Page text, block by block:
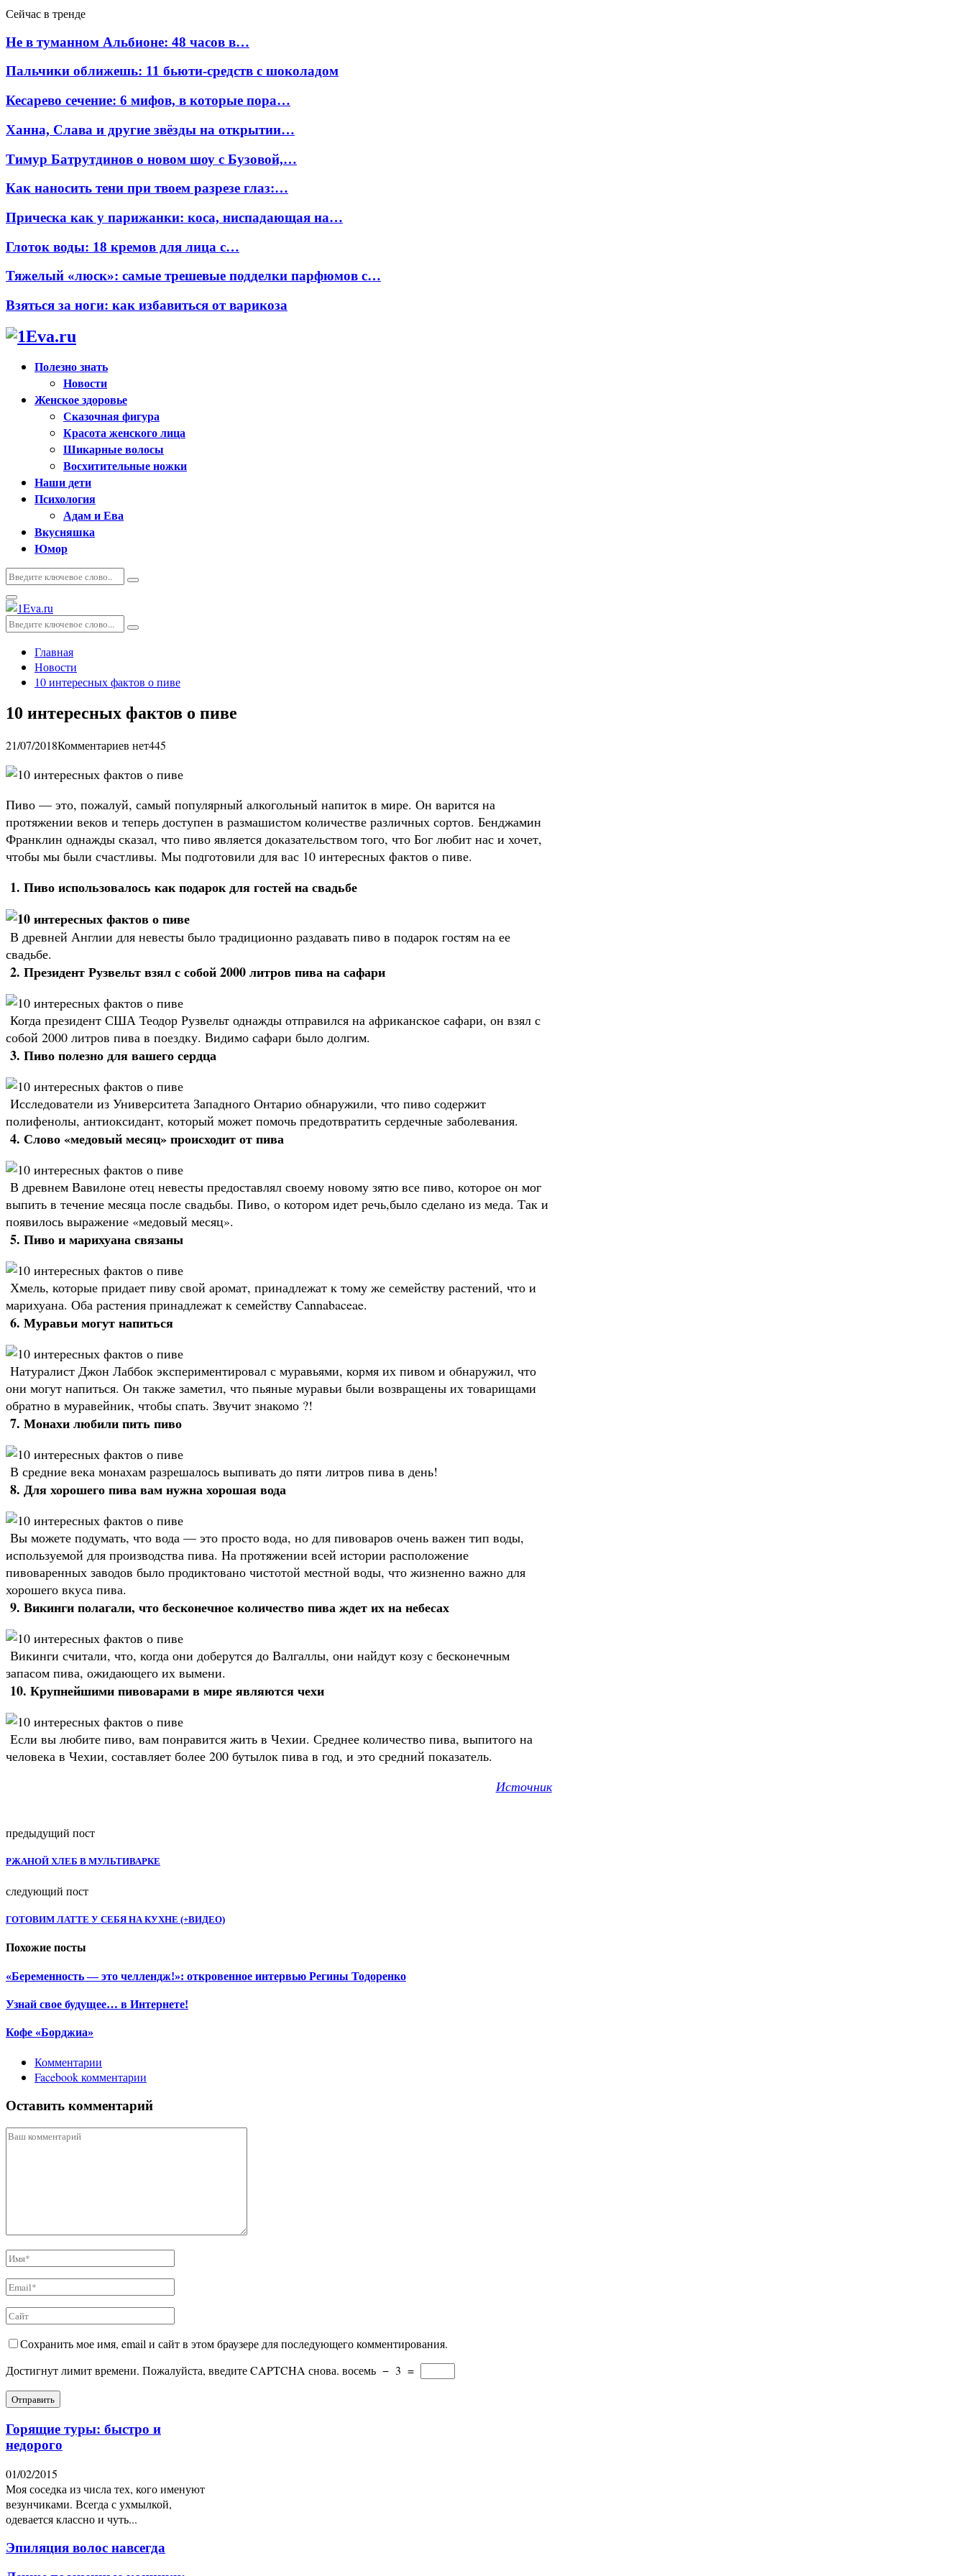
Сейчас в тренде
Не в туманном Альбионе: 48 часов в…
Пальчики оближешь: 11 бьюти-средств с шоколадом
Кесарево сечение: 6 мифов, в которые пора…
Ханна, Слава и другие звёзды на открытии…
Тимур Батрутдинов о новом шоу с Бузовой,…
Как наносить тени при твоем разрезе глаз:…
Прическа как у парижанки: коса, ниспадающая на…
Глоток воды: 18 кремов для лица с…
Тяжелый «люск»: самые трешевые подделки парфюмов с…
Взяться за ноги: как избавиться от варикоза
Полезно знать
Новости
Женское здоровье
Сказочная фигура
Красота женского лица
Шикарные волосы
Восхитительные ножки
Наши дети
Психология
Адам и Ева
Вкусняшка
Юмор
Искать:
Поиск
Основное
меню
Искать:
Поиск
Главная
Новости
10 интересных фактов о пиве
10 интересных фактов о пиве
21/07/2018Комментариев нет445
Пиво — это, пожалуй, самый популярный алкогольный напиток в мире. Он варится на
протяжении веков и теперь доступен в размашистом количестве различных сортов. Бенджамин
Франклин однажды сказал, что пиво является доказательством того, что Бог любит нас и хочет,
чтобы мы были счастливы. Мы подготовили для вас 10 интересных фактов о пиве.
1. Пиво использовалось как подарок для гостей на свадьбе
В древней Англии для невесты было традиционно раздавать пиво в подарок гостям на ее
свадьбе.
2. Президент Рузвельт взял с собой 2000 литров пива на сафари
Когда президент США Теодор Рузвельт однажды отправился на африканское сафари, он взял с
собой 2000 литров пива в поездку. Видимо сафари было долгим.
3. Пиво полезно для вашего сердца
Исследователи из Университета Западного Онтарио обнаружили, что пиво содержит
полифенолы, антиоксидант, который может помочь предотвратить сердечные заболевания.
4. Слово «медовый месяц» происходит от пива
В древнем Вавилоне отец невесты предоставлял своему новому зятю все пиво, которое он мог
выпить в течение месяца после свадьбы. Пиво, о котором идет речь,было сделано из меда. Так и
появилось выражение «медовый месяц».
5. Пиво и марихуана связаны
Хмель, которые придает пиву свой аромат, принадлежат к тому же семейству растений, что и
марихуана. Оба растения принадлежат к семейству Cannabaceae.
6. Муравьи могут напиться
Натуралист Джон Лаббок экспериментировал с муравьями, кормя их пивом и обнаружил, что
они могут напиться. Он также заметил, что пьяные муравьи были возвращены их товарищами
обратно в муравейник, чтобы спать. Звучит знакомо ?!
7. Монахи любили пить пиво
В средние века монахам разрешалось выпивать до пяти литров пива в день!
8. Для хорошего пива вам нужна хорошая вода
Вы можете подумать, что вода — это просто вода, но для пивоваров очень важен тип воды,
используемой для производства пива. На протяжении всей истории расположение
пивоваренных заводов было продиктовано чистотой местной воды, что жизненно важно для
хорошего вкуса пива.
9. Викинги полагали, что бесконечное количество пива ждет их на небесах
Викинги считали, что, когда они доберутся до Валгаллы, они найдут козу с бесконечным
запасом пива, ожидающего их вымени.
10. Крупнейшими пивоварами в мире являются чехи
Если вы любите пиво, вам понравится жить в Чехии. Среднее количество пива, выпитого на
человека в Чехии, составляет более 200 бутылок пива в год, и это средний показатель.
Источник
предыдущий пост
РЖАНОЙ ХЛЕБ В МУЛЬТИВАРКЕ
следующий пост
ГОТОВИМ ЛАТТЕ У СЕБЯ НА КУХНЕ (+ВИДЕО)
Похожие посты
«Беременность — это челлендж!»: откровенное интервью Регины Тодоренко
Узнай свое будущее… в Интернете!
Кофе «Борджиа»
Комментарии
Facebook комментарии
Оставить комментарий
Сохранить мое имя, email и сайт в этом браузере для последующего комментирования.
Достигнут лимит времени. Пожалуйста, введите CAPTCHA снова. восемь − 3 =
Горящие туры: быстро и
недорого
01/02/2015
Моя соседка из числа тех, кого именуют
везунчиками. Всегда с ухмылкой,
одевается классно и чуть...
Эпиляция волос навсегда